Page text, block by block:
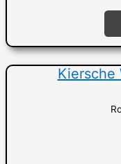
Kiersche